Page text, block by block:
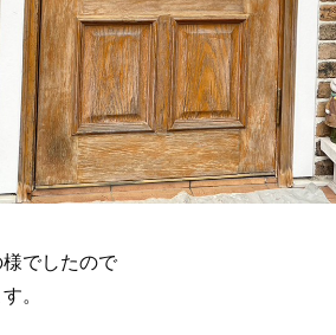
でしたので
。